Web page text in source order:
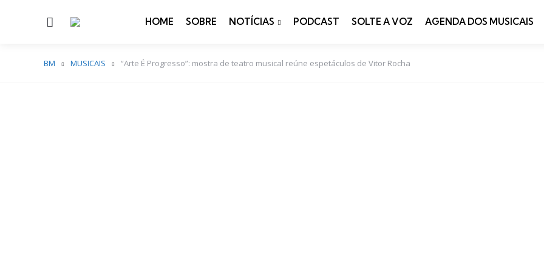
Menu HOME SOBRE NOTÍCIAS PODCAST SOLTE A VOZ AGENDA DOS MUSICAIS
BM MUSICAIS “Arte É Progresso”: mostra de teatro musical reúne espetáculos de Vitor Rocha